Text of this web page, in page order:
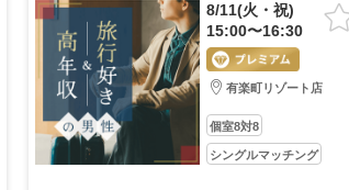
8/11(火・祝)
15:00〜16:30
有楽町リゾート店
個室8対8
シングルマッチング